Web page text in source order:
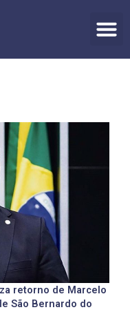
retorno de Marcelo
São Bernardo do